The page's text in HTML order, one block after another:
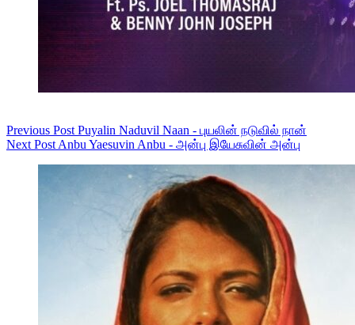
Previous Post Puyalin Naduvil Naan - புயலின் நடுவில் நான்
Next Post Anbu Yaesuvin Anbu - அன்பு இயேசுவின் அன்பு